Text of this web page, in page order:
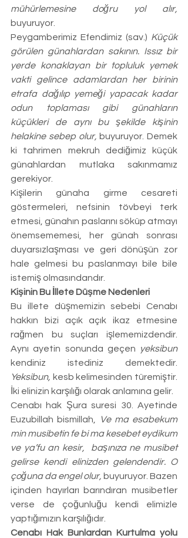
mühürlemesine doğru yol alır,
buyuruyor.
Peygamberimiz Efendimiz (sav.) Küçük
görülen günahlardan sakının. Issız bir
yerde konaklayan bir topluluk yemek
vakti gelince adamlardan her birinin
etrafa dağılıp yemeği yapacak kadar
odun toplaması gibi günahların
küçükleri de aynı bu şekilde kişinin
helakine sebep olur, buyuruyor. Demek
ki tahrimen mekruh dediğimiz küçük
günahlardan mutlaka sakınmamız
gerekiyor.
Kişilerin günaha girme cesareti
göstermeleri, nefsinin tövbeyi terk
etmesi, günahın paslarını söküp atmayı
önemsememesi, her günah sonrası
duyarsızlaşması ve geri dönüşün zor
hale gelmesi bu paslanmayı bile bile
istemiş olmasındandır.
Kişinin Bu İllete Düşme Nedenleri
Bu illete düşmemizin sebebi Cenabı
hakkın bizi açık açık ikaz etmesine
rağmen bu suçları işlememizdendir.
Aynı ayetin sonunda geçen
yeksibun
Yeksibun, kesb kelimesinden türemiştir.
İki elinizin karşılığı olarak anlamına gelir.
Cenabı hak Şura suresi 30. Ayetinde
Euzubillah bismillah,
Ve ma esabekum
min musibetin fe bi ma kesebet eydikum
ve ya’fu an kesir,  başınıza ne musibet
gelirse kendi elinizden gelendendir. O
çoğuna da engel olur, buyuruyor. Bazen
içinden hayırları barındıran musibetler
verse de çoğunluğu kendi elimizle
yaptığımızın karşılığıdır.
Cenabı Hak Bunlardan Kurtulma yolu